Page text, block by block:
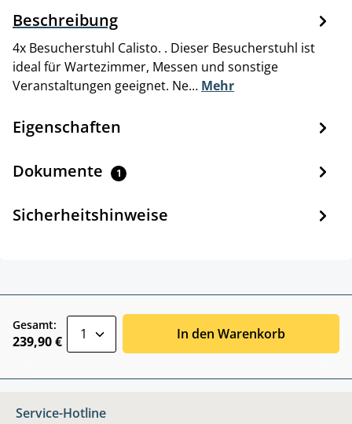
Beschreibung
4x Besucherstuhl Calisto. . Dieser Besucherstuhl ist
ideal für Wartezimmer, Messen und sonstige
Veranstaltungen geeignet. Ne… Mehr
Eigenschaften
Dokumente 1
Sicherheitshinweise
Gesamt:
239,90 € In den Warenkorb
Service-Hotline